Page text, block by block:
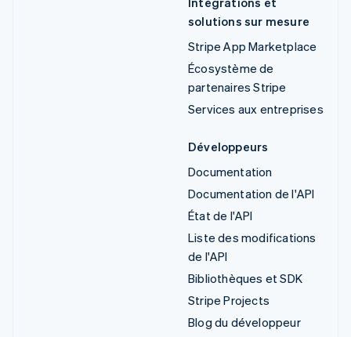
solutions sur mesure
Stripe App Marketplace
Écosystème de
partenaires Stripe
Services aux entreprises
Développeurs
Documentation
Documentation de l'API
État de l'API
Liste des modifications
de l'API
Bibliothèques et SDK
Stripe Projects
Blog du développeur